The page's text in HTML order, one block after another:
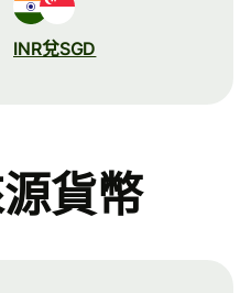
INR兌SGD
貨幣